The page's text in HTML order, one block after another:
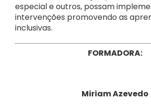
especial e outros, possam
intervenções promovendo as
inclusivas.
FORMADORA:
Miriam Azevedo